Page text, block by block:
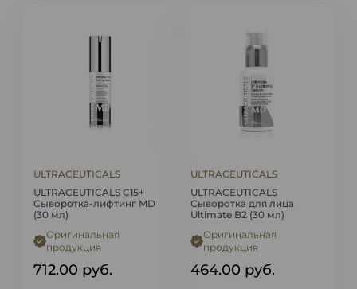
ULTRACEUTICALS
ULTRACEUTICALS С15+
Сыворотка-лифтинг MD
(30 мл)
Оригинальная
продукция
712.00 руб.
ULTRACEUTICALS
ULTRACEUTICALS
Сыворотка для лица
Ultimate B2 (30 мл)
Оригинальная
продукция
464.00 руб.